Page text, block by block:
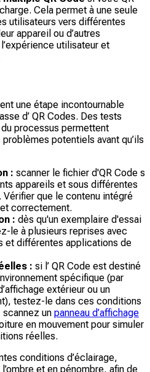
Cela permet à une seule
utilisateurs vers différentes
appareil ou d’autres
utilisateur et
une étape incontournable
d’ QR Codes. Des tests
processus permettent
potentiels avant qu’ils
: scanner le fichier d'QR Code s
appareils et sous différentes
que le contenu intégré
correctement.
: dès qu'un exemplaire d'essai
le à plusieurs reprises avec
et différentes applications de
: si l’ QR Code est destiné
spécifique (par
extérieur ou un
testez-le dans ces conditions
un panneau d’affichage
en mouvement pour simuler
réelles.
conditions d’éclairage,
et en pénombre, afin de